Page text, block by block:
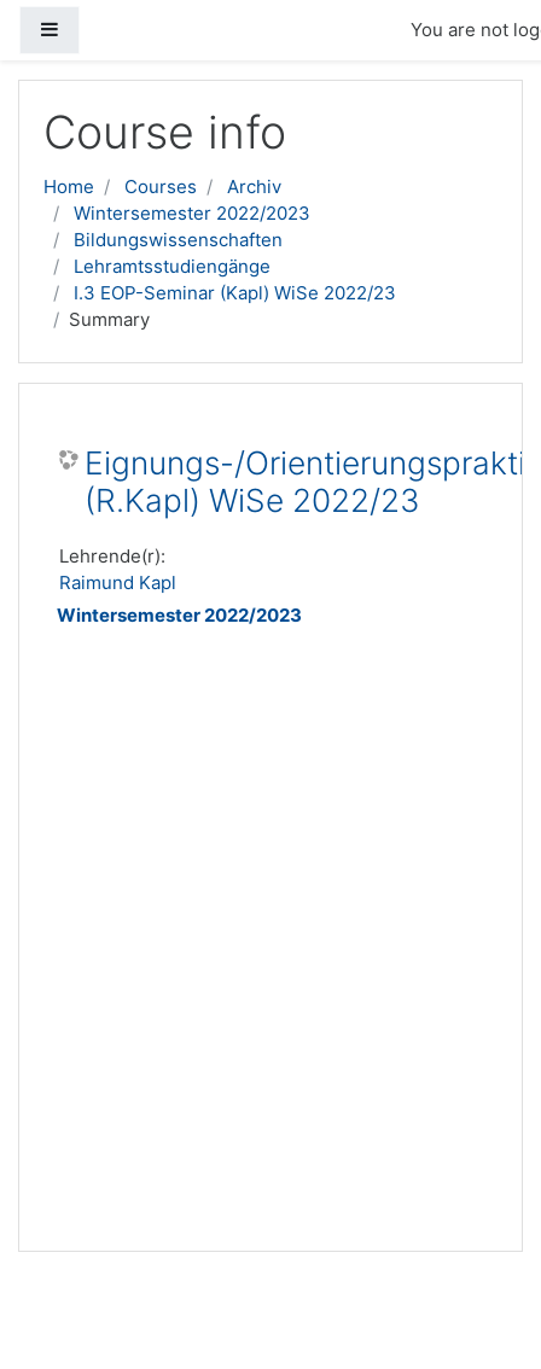
You are not
Course info
Home Courses
Archiv
Wintersemester 2022/2023
Bildungswissenschaften
Lehramtsstudiengänge
I.3 EOP-Seminar (Kapl) WiSe 2022/23
Summary
Eignungs-/
(R.Kapl) WiSe 2022/23
Lehrende(r):
Raimund Kapl
Wintersemester 2022/2023